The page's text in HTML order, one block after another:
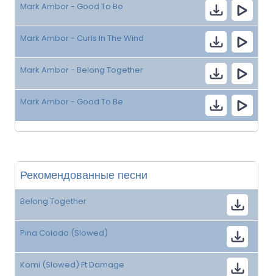
Mark Ambor - Good To Be
Mark Ambor - Curls In The Wind
Mark Ambor - Belong Together
Mark Ambor - Good To Be
Рекомендованные песни
Belong Together
Pina Colada (Slowed)
Komi (Slowed) Ft Damage